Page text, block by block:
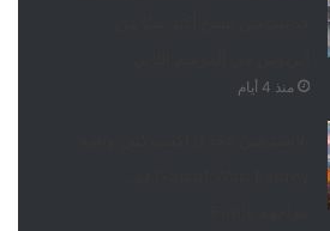
منذ 4 أيام